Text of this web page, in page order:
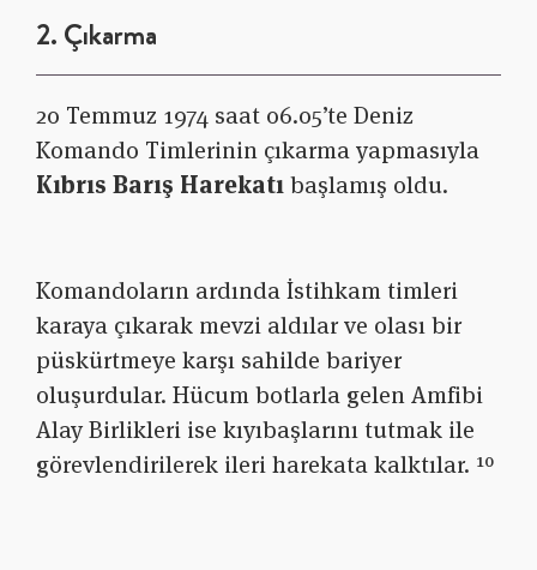
2. Çıkarma
20 Temmuz 1974 saat 06.05’te Deniz
Komando Timlerinin çıkarma yapmasıyla
Kıbrıs Barış Harekatıbaşlamış oldu.
Komandoların ardında İstihkam timleri
karaya çıkarak mevzi aldılar ve olası bir
püskürtmeye karşı sahilde bariyer
oluşurdular. Hücum botlarla gelen Amfibi
Alay Birlikleri ise kıyıbaşlarını tutmak ile
görevlendirilerek ileri harekata kalktılar. ¹⁰